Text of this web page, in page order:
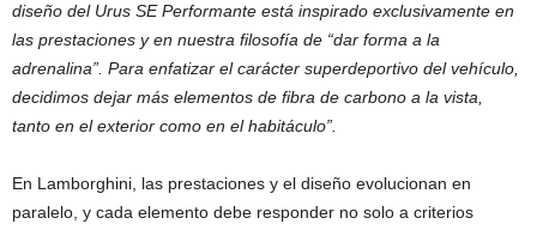
diseño del Urus SE Performante está inspirado exclusivamente en
las prestaciones y en nuestra filosofía de “dar forma a la
adrenalina”. Para enfatizar el carácter superdeportivo del vehículo,
decidimos dejar más elementos de fibra de carbono a la vista,
tanto en el exterior como en el habitáculo”.
En Lamborghini, las prestaciones y el diseño evolucionan en
paralelo, y cada elemento debe responder no solo a criterios